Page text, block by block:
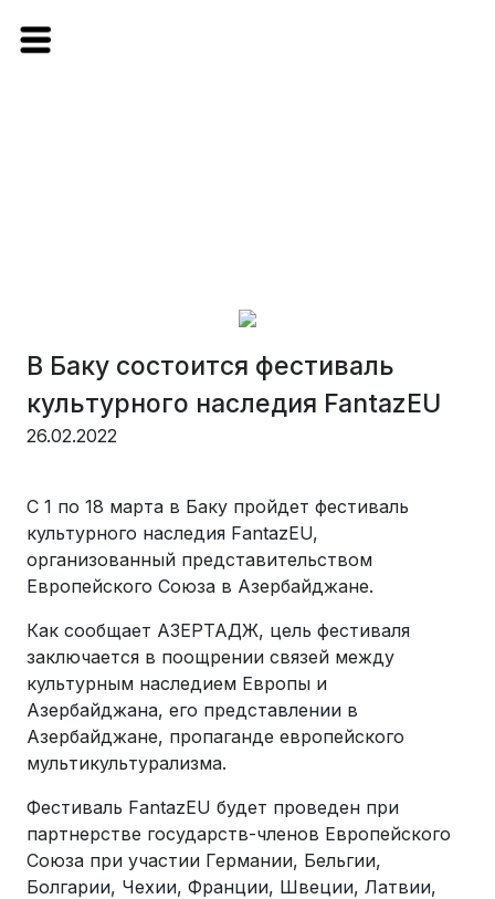
В Баку состоится фестиваль
культурного наследия FantazEU
26.02.2022
С 1 по 18 марта в Баку пройдет фестиваль
культурного наследия FantazEU,
организованный представительством
Европейского Союза в Азербайджане.
Как сообщает АЗЕРТАДЖ, цель фестиваля
заключается в поощрении связей между
культурным наследием Европы и
Азербайджана, его представлении в
Азербайджане, пропаганде европейского
мультикультурализма.
Фестиваль FantazEU будет проведен при
партнерстве государств-членов Европейского
Союза при участии Германии, Бельгии,
Болгарии, Чехии, Франции, Швеции, Латвии,